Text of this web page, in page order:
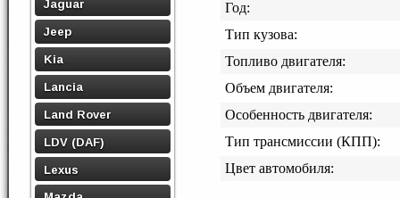
Jaguar
Jeep
Kia
Lancia
Land Rover
LDV (DAF)
Lexus
Год:
Тип кузова:
Топливо двигателя:
Объем двигателя:
Особенность двигателя:
Тип трансмиссии (КПП):
Цвет автомобиля: